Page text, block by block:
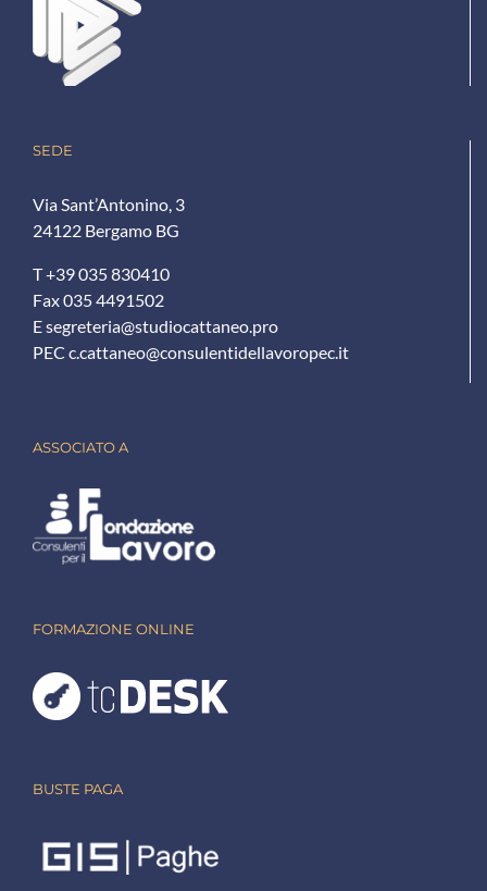
SEDE
Via Sant’Antonino, 3
24122 Bergamo BG
T +39 035 830410
Fax 035 4491502
Esegreteria@studiocattaneo.pro
PEC c.cattaneo@consulentidellavoropec.it
ASSOCIATO A
FORMAZIONE ONLINE
BUSTE PAGA